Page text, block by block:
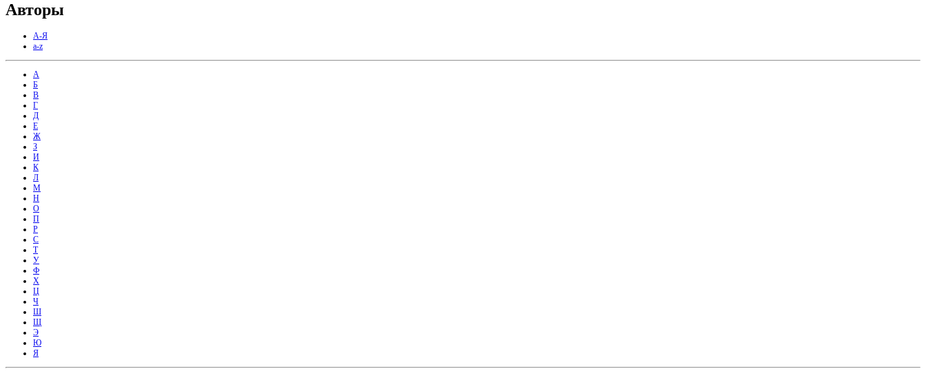
Авторы
А-Я
a-z
А
Б
В
Г
Д
Е
Ж
З
И
К
Л
М
Н
О
П
Р
С
Т
У
Ф
Х
Ц
Ч
Ш
Щ
Э
Ю
Я